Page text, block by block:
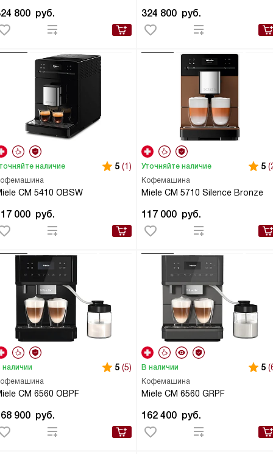
800 руб. 324 800 руб.
CM 5410 OBSW
наличие 5 (1)
000 руб.
Кофемашина
Miele CM 5710 Silence Bronze
Уточняйте наличие 5
117 000 руб.
CM 6560 OBPF
наличии 5 (5)
900 руб.
Кофемашина
Miele CM 6560 GRPF
В наличии 5
162 400 руб.